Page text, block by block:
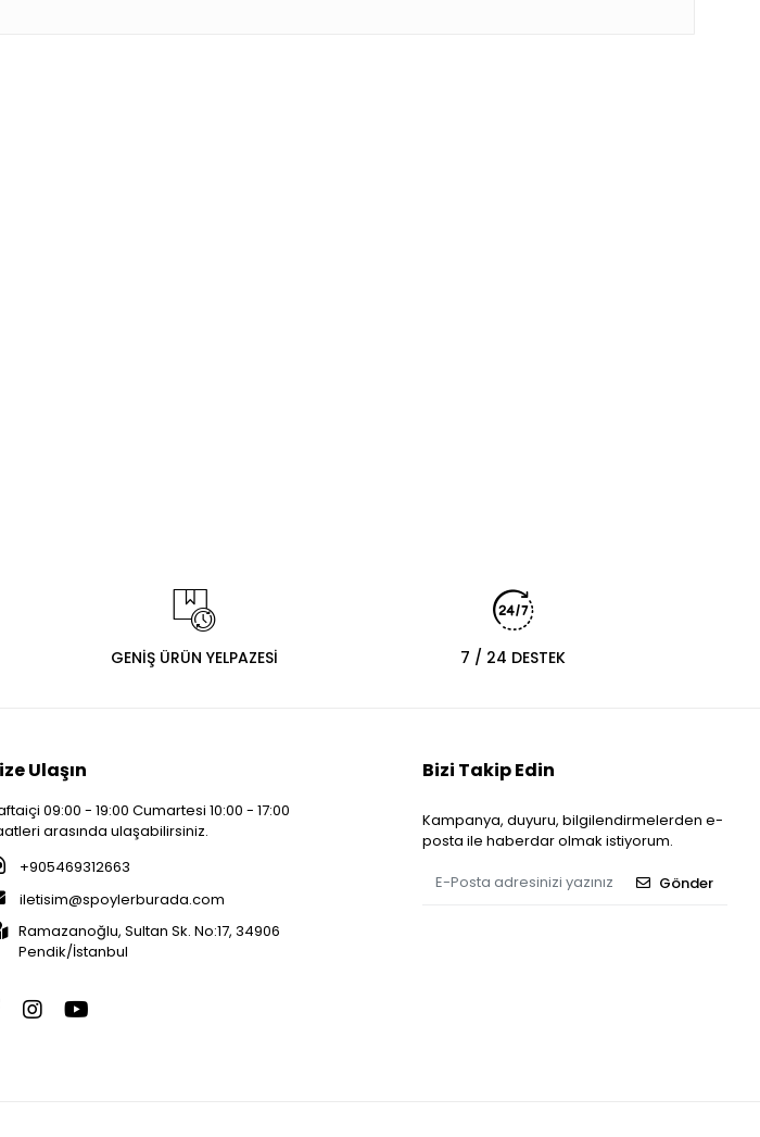
GENİŞ ÜRÜN YELPAZESİ 7 / 24 DESTEK
Ulaşın
09:00 - 19:00 Cumartesi 10:00 - 17:00
arasında ulaşabilirsiniz.
+905469312663
iletisim@spoylerburada.com
Ramazanoğlu, Sultan Sk. No:17, 34906
Pendik/İstanbul
Bizi Takip Edin
Kampanya, duyuru, bilgilendirmelerden e-
posta ile haberdar olmak istiyorum.
Gönder